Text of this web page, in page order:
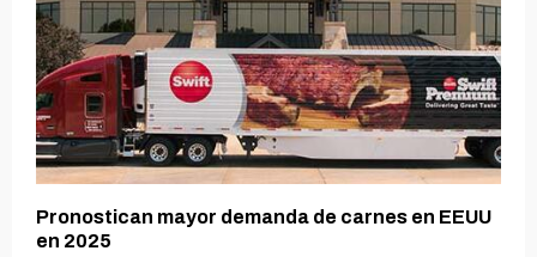
Pronostican mayor demanda de carnes en EEUU
en 2025